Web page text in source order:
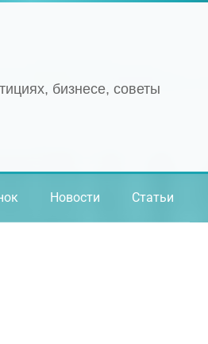
бизнесе, советы
Новости Статьи